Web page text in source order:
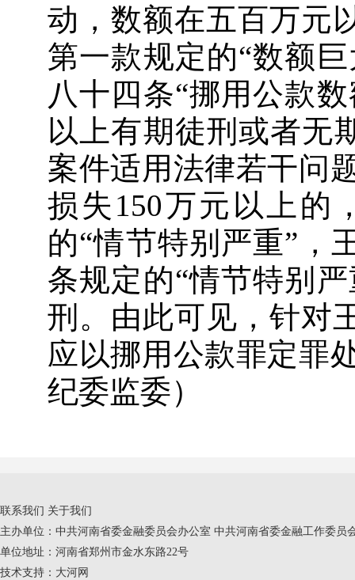
动，数额在五百万元
第一款规定的“数额
八十四条“挪用公款
以上有期徒刑或者无
案件适用法律若干问
损失150万元以上的
的“情节特别严重”，
条规定的“情节特别
刑。由此可见，针对
应以挪用公款罪定罪
纪委监委）
联系我们 关于我们
主办单位：中共河南省委金融委员会办公室 中共河南省委金融工作委员
单位地址：河南省郑州市金水东路22号
技术支持： 大河网